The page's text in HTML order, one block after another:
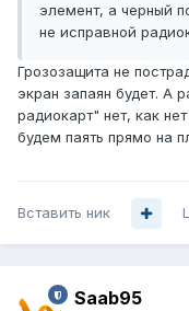
элемент, а черный
не исправной
Грозозащита не
экран запаян будет. А
радиокарт" нет, как
будем паять прямо на
Вставить ник
Saab95